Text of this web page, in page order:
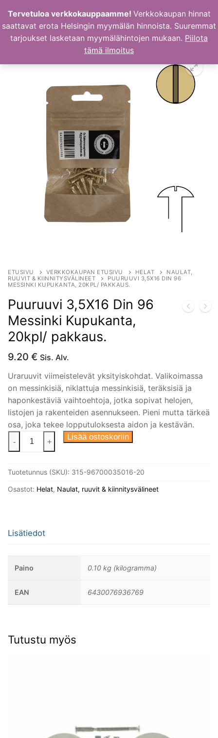
sisältöön
ETUSIVU VERKKOKAUPAN ETUSIVU HELAT
NAULAT,
RUUVIT & KIINNITYSVÄLINEET
PUURUUVI 3,5X16 DIN 96
MESSINKI KUPUKANTA, 20KPL/ PAKKAUS.
Puuruuvi 3,5X16 Din 96
Messinki Kupukanta,
20kpl/ pakkaus.
9.20 € Sis. Alv.
Uraruuvit viimeistelevät yksityiskohdat. Valikoimassa
on messinkisiä, niklattuja messinkisiä, teräksisiä ja
haponkestäviä vaihtoehtoja, jotka sopivat helojen,
listojen ja rakenteiden asennukseen. Pieni mutta tärkeä
osa, joka tekee lopputuloksesta aidon ja kestävän.
Puuruuvi
3,5X16
96
Messinki
määrä
- + Lisää ostoskoriin
Tuotetunnus (SKU): 315-96700035016-20
Osastot: Helat, Naulat, ruuvit & kiinnitysvälineet
Lisätiedot
Paino 0.10 kg (kilogramma)
EAN 6430076936769
Tutustu myös
Tervetuloa verkkokauppaamme! Verkkokaupan hinnat
saattavat erota Helsingin myymälän hinnoista. Suuremmat
tarjoukset lasketaan myymälähintojen mukaan. Piilota
tämä ilmoitus